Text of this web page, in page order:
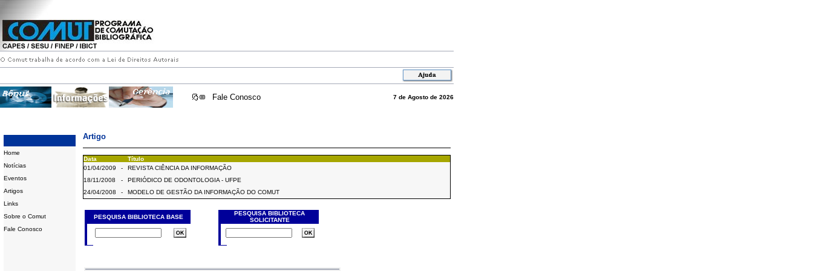
Fale Conosco 7 de Agosto de 2026
Home
Notícias
Eventos
Artigos
Links
Sobre o Comut
Fale Conosco
Artigo
Data
Título
01/04/2009
-
REVISTA CIÊNCIA DA INFORMAÇÃO
18/11/2008
-
PERIÓDICO DE ODONTOLOGIA - UFPE
24/04/2008
- MODELO DE GESTÃO DA INFORMAÇÃO DO COMUT
PESQUISA BIBLIOTECA BASE
PESQUISA BIBLIOTECA
SOLICITANTE